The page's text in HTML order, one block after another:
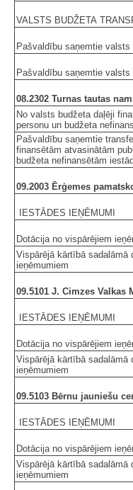
VALSTS BUDŽETA
Pašvaldību saņemtie valsts
Pašvaldību saņemtie valsts
08.2302 Turnas tautas
No valsts budžeta daļēji
personu un budžeta
Pašvaldību saņemtie
finansētām atvasinātām
budžeta nefinansētām
09.2003 Ērģemes
IESTĀDES IEŅĒMUMI
Dotācija no vispārējiem
Vispārējā kārtībā sadalāmā
ieņēmumiem
09.5101 J. Cimzes Valkas
IESTĀDES IEŅĒMUMI
Dotācija no vispārējiem
Vispārējā kārtībā sadalāmā
ieņēmumiem
09.5103 Bērnu jauniešu
IESTĀDES IEŅĒMUMI
Dotācija no vispārējiem
Vispārējā kārtībā sadalāmā
ieņēmumiem